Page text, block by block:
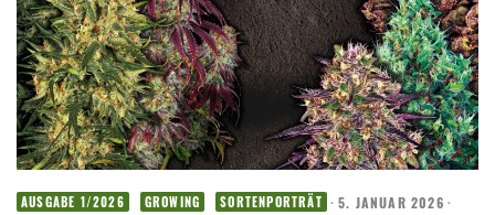
AUSGABE 1/2026 GROWING SORTENPORTRÄT · 5. JANUAR 2026 ·